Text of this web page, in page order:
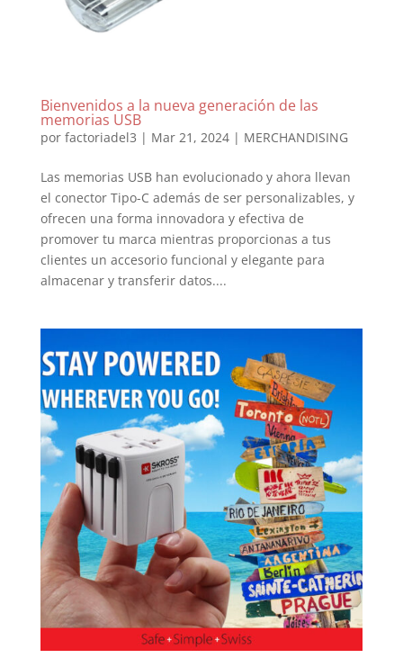
Bienvenidos a la nueva generación de las
memorias USB
por factoriadel3 | Mar 21, 2024| MERCHANDISING
Las memorias USB han evolucionado y ahora llevan
el conector Tipo-C además de ser personalizables, y
ofrecen una forma innovadora y efectiva de
promover tu marca mientras proporcionas a tus
clientes un accesorio funcional y elegante para
almacenar y transferir datos....